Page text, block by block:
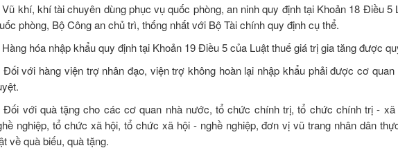
khí, khí tài chuyên dùng phục vụ quốc phòng, an ninh quy định tại Khoản 18 Điều 5
phòng, Bộ Công an chủ trì, thống nhất với Bộ Tài chính quy định cụ thể.
hóa nhập khẩu quy định tại Khoản 19 Điều 5 của Luật thuế giá trị gia tăng được
Đối với hàng viện trợ nhân đạo, viện trợ không hoàn lại nhập khẩu phải được cơ
Đối với quà tặng cho các cơ quan nhà nước, tổ chức chính trị, tổ chức chính trị -
nghiệp, tổ chức xã hội, tổ chức xã hội - nghề nghiệp, đơn vị vũ trang nhân dân
về quà biếu, quà tặng.